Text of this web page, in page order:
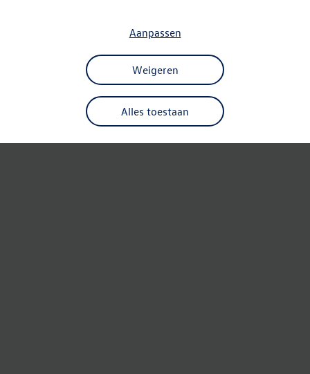
Alles toestaan
Weigeren
Aanpassen
Something went wrong. Please try
refreshing the app
Refresh